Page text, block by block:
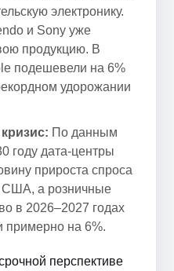
электронику.
и Sony уже
продукцию. В
подешевели на 6%
удорожании
По данным
году дата-центры
прироста спроса
США, а розничные
в 2026–2027 годах
примерно на 6%.
перспективе